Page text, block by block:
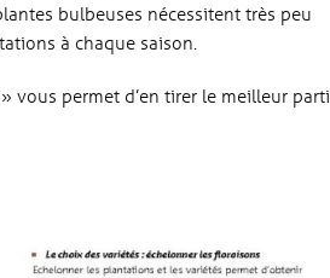
bulbeuses nécessitent très peu
à chaque saison.
» vous permet d’en tirer le meilleur parti